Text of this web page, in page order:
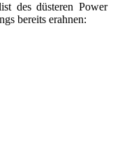
des düsteren Power
bereits erahnen: